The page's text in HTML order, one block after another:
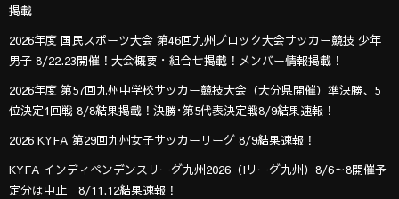
掲載
2026年度 国民スポーツ大会 第46回九州ブロック大会サッカー競技 少年
男子 8/22.23開催！大会概要・組合せ掲載！メンバー情報掲載！
2026年度 第57回九州中学校サッカー競技大会（大分県開催）準決勝、5
位決定1回戦 8/8結果掲載！決勝･第5代表決定戦8/9結果速報！
2026 KYFA 第29回九州女子サッカーリーグ 8/9結果速報！
KYFA インディペンデンスリーグ九州2026（Iリーグ九州）8/6～8開催予
定分は中止 8/11.12結果速報！